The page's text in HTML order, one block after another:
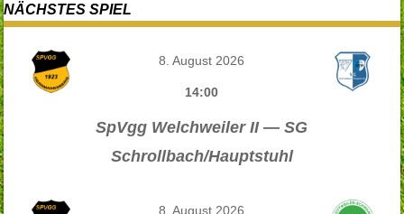
NÄCHSTES SPIEL
8. August 2026
14:00
SpVgg Welchweiler II — SG
Schrollbach/Hauptstuhl
8. August 2026